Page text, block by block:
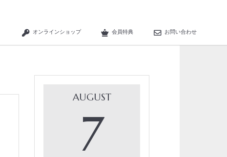
オンラインショップ 会員特典 お問い合わせ
AUGUST
7